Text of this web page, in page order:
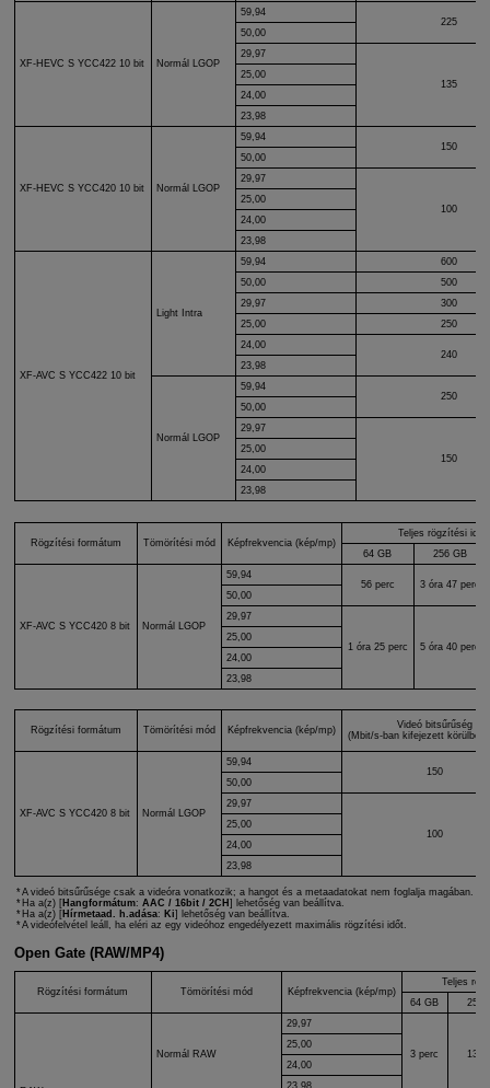
XF-HEVC S YCC422 10 bit Normál LGOP
59,94
225
50,00
29,97
135
25,00
24,00
23,98
XF-HEVC S YCC420 10 bit Normál LGOP
59,94
150
50,00
29,97
100
25,00
24,00
23,98
XF-AVC S YCC422 10 bit
Light Intra
59,94
600
50,00
500
29,97
300
25,00
250
24,00
240
23,98
Normál LGOP
59,94
250
50,00
29,97
150
25,00
24,00
23,98
Rögzítési formátum Tömörítési mód Képfrekvencia (kép/mp)
Teljes rögzítési idő
64 GB
256 GB
XF-AVC S YCC420 8 bit Normál LGOP
59,94
56 perc
3 óra 47 perc
50,00
29,97
1 óra 25 perc 5 óra 40 perc
25,00
24,00
23,98
Rögzítési formátum Tömörítési mód Képfrekvencia (kép/mp)
Videó bitsűrűség
(Mbit/s-ban kifejezett
XF-AVC S YCC420 8 bit Normál LGOP
59,94
150
50,00
29,97
100
25,00
24,00
23,98
A videó bitsűrűsége csak a videóra vonatkozik; a hangot és a metaadatokat nem foglalja magában.
Ha a(z) [ Hangformátum:AAC / 16bit / 2CH] lehetőség van beállítva.
Ha a(z) [ Hírmetaad. h.adása: Ki] lehetőség van beállítva.
A videófelvétel leáll, ha eléri az egy videóhoz engedélyezett maximális rögzítési időt.
Open Gate (RAW/MP4)
Rögzítési formátum Tömörítési mód Képfrekvencia (kép/mp)
Teljes
64 GB
256
Normál RAW
29,97
3 perc 13
25,00
24,00